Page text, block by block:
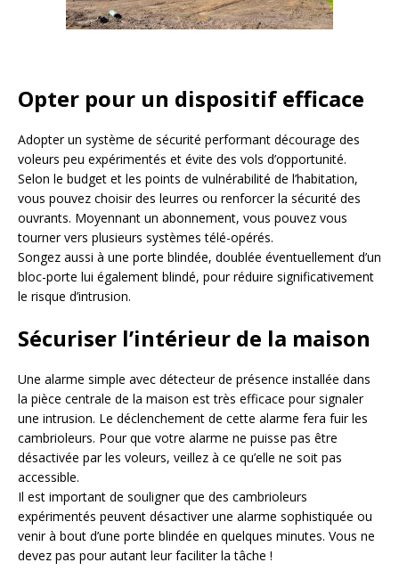
Opter pour un dispositif efficace
Adopter un système de sécurité performant décourage des
voleurs peu expérimentés et évite des vols d’opportunité.
Selon le budget et les points de vulnérabilité de l’habitation,
vous pouvez choisir des leurres ou renforcer la sécurité des
ouvrants. Moyennant un abonnement, vous pouvez vous
tourner vers plusieurs systèmes télé-opérés.
Songez aussi à une porte blindée, doublée éventuellement d’un
bloc-porte lui également blindé, pour réduire significativement
le risque d’intrusion.
Sécuriser l’intérieur de la maison
Une alarme simple avec détecteur de présence installée dans
la pièce centrale de la maison est très efficace pour signaler
une intrusion. Le déclenchement de cette alarme fera fuir les
cambrioleurs. Pour que votre alarme ne puisse pas être
désactivée par les voleurs, veillez à ce qu’elle ne soit pas
accessible.
Il est important de souligner que des cambrioleurs
expérimentés peuvent désactiver une alarme sophistiquée ou
venir à bout d’une porte blindée en quelques minutes. Vous ne
devez pas pour autant leur faciliter la tâche !